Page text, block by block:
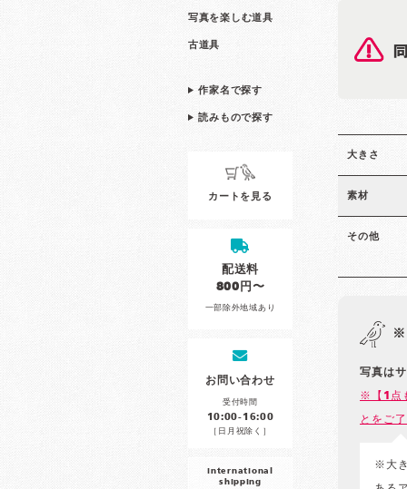
写真を楽しむ道具
古道具
作家名で探す
読みもので探す
カートを見る
配送料
800円〜
一部除外地域あり
お問い合わせ
受付時間
10:00-16:00
［日月祝除く］
international
shipping
大きさ
素材
その他
※
写真は
※【1点
とをご
※大